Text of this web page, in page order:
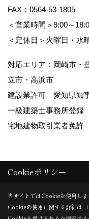
FAX：0564-53-1805
＜営業時間＞9:00～
＜定休日＞火曜日・水
対応エリア：岡崎市・
立市・高浜市
建設業許可 愛知県知
一級建築士事務所登録
宅地建物取引業者免許
Copyright (c)岡崎市の注文
地所.All Rights Reserved.
Cookieポリシー
当サイトではCookieを使用しま
Cookieの使用に関する詳細は 「